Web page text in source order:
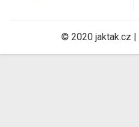
© 2020 jaktak.cz |